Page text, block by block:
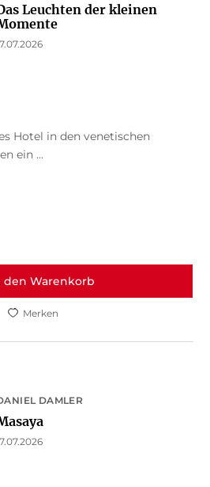
Leuchten der kleinen
Hotel in den venetischen
ein ...
den Warenkorb
Merken
DAMLER